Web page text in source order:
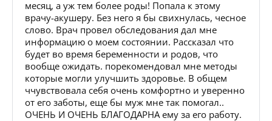
месяц, а уж тем более роды! Попала к этому
врачу-акушеру. Без него я бы свихнулась, чесное
слово. Врач провел обследования дал мне
информацию о моем состоянии. Рассказал что
будет во время беременности и родов, что
вообще ожидать. порекомендовал мне методы
которые могли улучшить здоровье. В общем
ччувствовала себя очень комфортно и уверенно
от его заботы, еще бы муж мне так помогал..
ОЧЕНЬ И ОЧЕНЬ БЛАГОДАРНА ему за его работу.